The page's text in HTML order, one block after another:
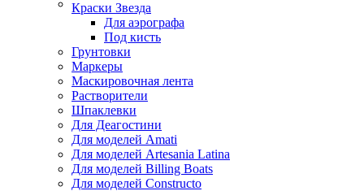
Краски Звезда
Для аэрографа
Под кисть
Грунтовки
Маркеры
Маскировочная лента
Растворители
Шпаклевки
Для Деагостини
Для моделей Amati
Для моделей Artesania Latina
Для моделей Billing Boats
Для моделей Constructo